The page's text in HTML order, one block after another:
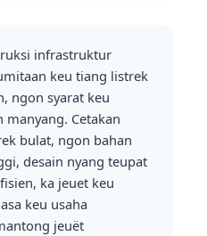
infrastruktur
keu tiang listrek
ngon syarat keu
Cetakan
bulat, ngon bahan
desain nyang teupat
ka jeuet keu
keu usaha
jeuët